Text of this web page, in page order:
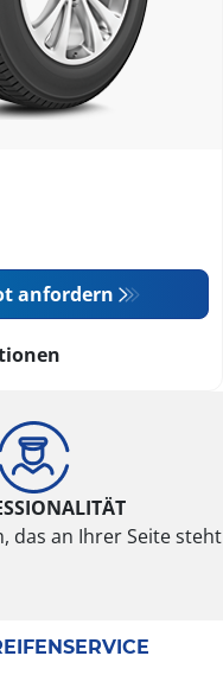
anfordern
das an Ihrer Seite steht